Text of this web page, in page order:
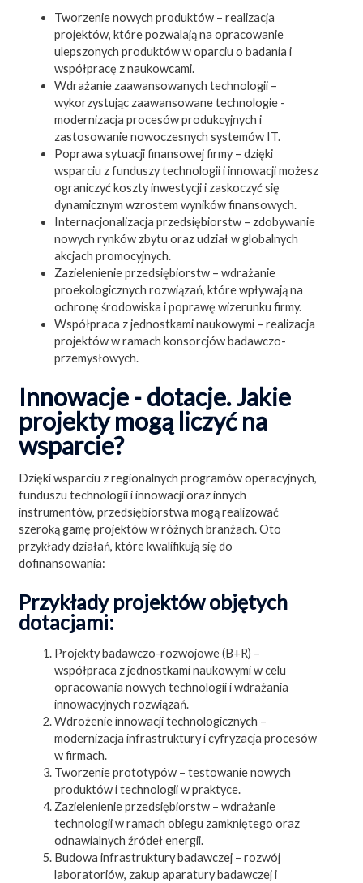
Tworzenie nowych produktów – realizacja
projektów, które pozwalają na opracowanie
ulepszonych produktów w oparciu o badania i
współpracę z naukowcami.
Wdrażanie zaawansowanych technologii –
wykorzystując zaawansowane technologie -
modernizacja procesów produkcyjnych i
zastosowanie nowoczesnych systemów IT.
Poprawa sytuacji finansowej firmy – dzięki
wsparciu z funduszy technologii i innowacji możesz
ograniczyć koszty inwestycji i zaskoczyć się
dynamicznym wzrostem wyników finansowych.
Internacjonalizacja przedsiębiorstw – zdobywanie
nowych rynków zbytu oraz udział w globalnych
akcjach promocyjnych.
Zazielenienie przedsiębiorstw – wdrażanie
proekologicznych rozwiązań, które wpływają na
ochronę środowiska i poprawę wizerunku firmy.
Współpraca z jednostkami naukowymi – realizacja
projektów w ramach konsorcjów badawczo-
przemysłowych.
Innowacje - dotacje. Jakie
projekty mogą liczyć na
wsparcie?
Dzięki wsparciu z regionalnych programów operacyjnych,
funduszu technologii i innowacji oraz innych
instrumentów, przedsiębiorstwa mogą realizować
szeroką gamę projektów w różnych branżach. Oto
przykłady działań, które kwalifikują się do
dofinansowania:
Przykłady projektów objętych
dotacjami:
Projekty badawczo-rozwojowe (B+R) –
współpraca z jednostkami naukowymi w celu
opracowania nowych technologii i wdrażania
innowacyjnych rozwiązań.
Wdrożenie innowacji technologicznych –
modernizacja infrastruktury i cyfryzacja procesów
w firmach.
Tworzenie prototypów – testowanie nowych
produktów i technologii w praktyce.
Zazielenienie przedsiębiorstw – wdrażanie
technologii w ramach obiegu zamkniętego oraz
odnawialnych źródeł energii.
Budowa infrastruktury badawczej – rozwój
laboratoriów, zakup aparatury badawczej i